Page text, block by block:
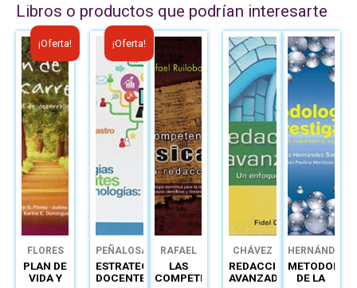
Libros o productos que podrían interesarte
¡Oferta!
FLORES
PLAN DE
VIDA Y
El
precio
original
era:
B/.23.00.
El
precio
actual
es:
B/.16.00.
¡Oferta!
PEÑALOSA
ESTRATEGIAS
DOCENTES
El
precio
original
era:
B/.69.05.
El
precio
actual
es:
B/.41.00.
RAFAEL
RULIOBA
LAS
COMPETENCIAS
CHÁVEZ
REDACCIÓN
AVANZADA
HERNÁNDEZ
DE LA